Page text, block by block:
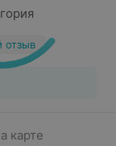
отзыв
карте